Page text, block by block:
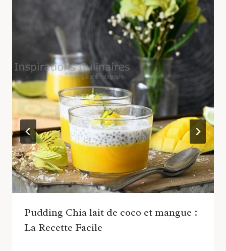
Pudding Chia lait de coco et mangue :
La Recette Facile